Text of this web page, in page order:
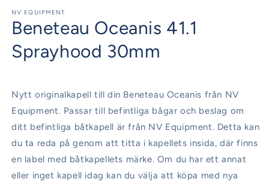
1
i
modalfönster
NV EQUIPMENT
Beneteau Oceanis 41.1
Sprayhood 30mm
Nytt originalkapell till din Beneteau Oceanis från NV
Equipment. Passar till befintliga bågar och beslag om
ditt befintliga båtkapell är från NV Equipment. Detta kan
du ta reda på genom att titta i kapellets insida, där finns
en label med båtkapellets märke. Om du har ett annat
eller inget kapell idag kan du välja att köpa med nya